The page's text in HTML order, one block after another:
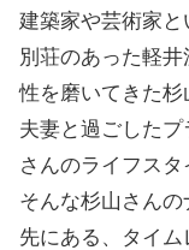
建築家や芸術家と
別荘のあった軽
性を磨いてきた杉
夫妻と過ごした
さんのライフスタ
そんな杉山さん
先にある、タイ